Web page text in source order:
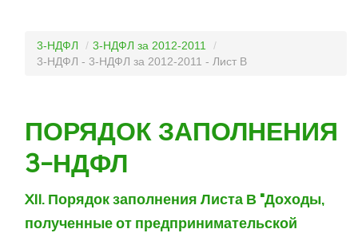
3-НДФЛ / 3-НДФЛ за 2012-2011
/
3-НДФЛ - 3-НДФЛ за 2012-2011 - Лист В
ПОРЯДОК ЗАПОЛНЕНИЯ
3-НДФЛ
XII. Порядок заполнения Листа В "Доходы,
полученные от предпринимательской